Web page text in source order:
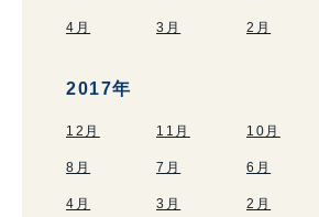
4月 3月 2月
2017年
12月 11月 10月
8月 7月 6月
4月 3月 2月